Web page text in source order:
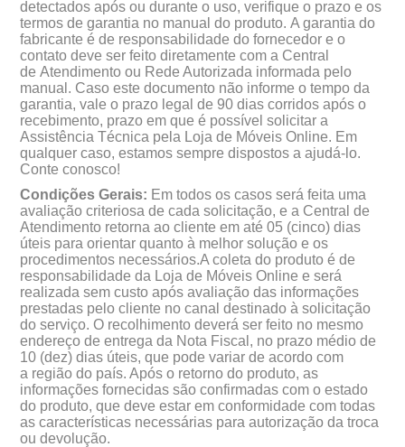
detectados após ou durante o uso, verifique o prazo e os
termos de garantia no manual do produto. A garantia do
fabricante é de responsabilidade do fornecedor e o
contato deve ser feito diretamente com a Central
de Atendimento ou Rede Autorizada informada pelo
manual. Caso este documento não informe o tempo da
garantia, vale o prazo legal de 90 dias corridos após o
recebimento, prazo em que é possível solicitar a
Assistência Técnica pela Loja de Móveis Online. Em
qualquer caso, estamos sempre dispostos a ajudá-lo.
Conte conosco!
Condições Gerais: Em todos os casos será feita uma
avaliação criteriosa de cada solicitação, e a Central de
Atendimento retorna ao cliente em até 05 (cinco) dias
úteis para orientar quanto à melhor solução e os
procedimentos necessários.A coleta do produto é de
responsabilidade da Loja de Móveis Online e ser
realizada sem custo após avaliação das informações
prestadas pelo cliente no canal destinado à solicitação
do serviço. O recolhimento deverá ser feito no mesmo
endereço de entrega da Nota Fiscal, no prazo médio de
10 (dez) dias úteis, que pode variar de acordo com
a região do país. Após o retorno do produto, as
informações fornecidas são confirmadas com o estado
do produto, que deve estar em conformidade com todas
as características necessárias para autorização da troca
ou devolução.